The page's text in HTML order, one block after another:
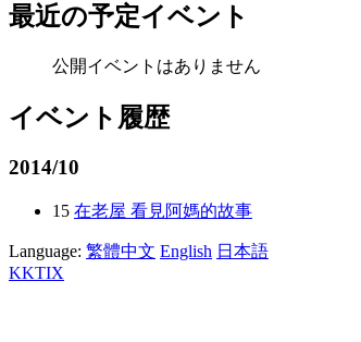
最近の予定イベント
公開イベントはありません
イベント履歴
2014/10
15 在老屋 看見阿媽的故事
Language: 繁體中文 English 日本語
KKTIX